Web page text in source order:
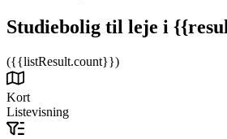
Studiebolig til leje i
({{listResult.count}})
Kort
Listevisning